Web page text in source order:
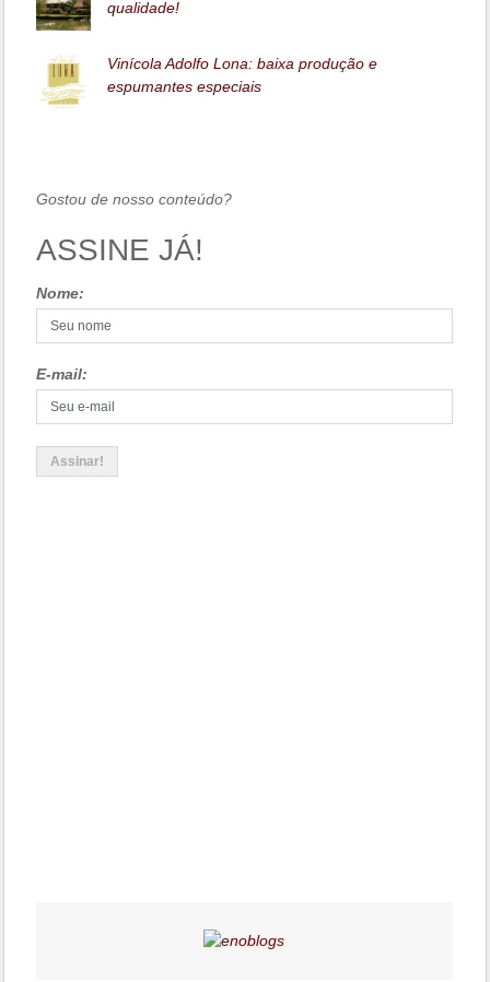
qualidade!
Vinícola Adolfo Lona: baixa produção e
espumantes especiais
Gostou de nosso conteúdo?
ASSINE JÁ!
Nome:
E-mail: